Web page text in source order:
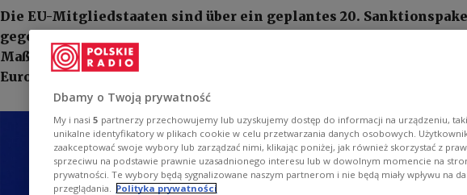
Die EU-Mitgliedstaaten sind über ein geplantes 20.
gegen Russland weiterhin uneinig. Während Polen deutlich
Maßnahmen verlangt, drängen mehrere Länder darauf, den
Europäischen Kommission abzuschwächen.
Dbamy o Twoją prywatność
My i nasi 5 partnerzy przechowujemy lub uzyskujemy dostęp do informacji na urządzeniu,
unikalne identyfikatory w plikach cookie w celu przetwarzania danych osobowych.
zaakceptować swoje wybory lub zarządzać nimi, klikając poniżej, jak również skorzystać z
sprzeciwu na podstawie prawnie uzasadnionego interesu lub w dowolnym momencie na
prywatności. Te wybory będą sygnalizowane naszym partnerom i nie będą miały wpływu na
przeglądania.
Polityka prywatności